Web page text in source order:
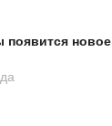
появится новое